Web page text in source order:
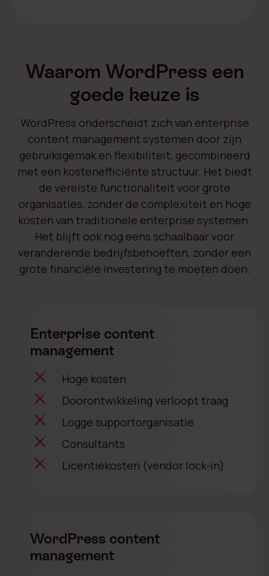
Waarom WordPress een
goede keuze is
WordPress onderscheidt zich van enterprise
content management systemen door zijn
gebruiksgemak en flexibiliteit, gecombineerd
met een kostenefficiënte structuur. Het biedt
de vereiste functionaliteit voor grote
organisaties, zonder de complexiteit en hoge
kosten van traditionele enterprise systemen.
Het blijft ook nog eens schaalbaar voor
veranderende bedrijfsbehoeften, zonder een
grote financiële investering te moeten doen.
Enterprise content
management
Hoge kosten
Doorontwikkeling verloopt traag
Logge supportorganisatie
Consultants
Licentiekosten (vendor lock-in)
WordPress content
management